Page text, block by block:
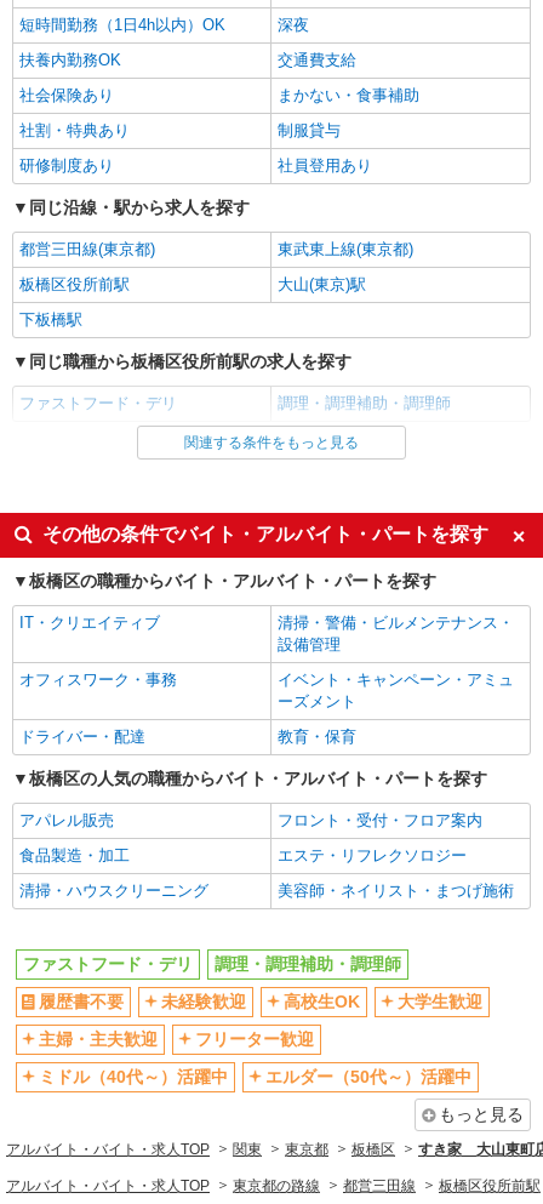
短時間勤務（1日4h以内）OK
深夜
扶養内勤務OK
交通費支給
社会保険あり
まかない・食事補助
社割・特典あり
制服貸与
研修制度あり
社員登用あり
同じ沿線・駅から求人を探す
都営三田線(東京都)
東武東上線(東京都)
板橋区役所前駅
大山(東京)駅
下板橋駅
同じ職種から板橋区役所前駅の求人を探す
ファストフード・デリ 調理・調理補助・調理師
同じ雇用形態から板橋区役所前駅の求人を探す
同じ特徴から板橋区役所前駅の求人を探す
履歴書不要
未経験歓迎
高校生OK
大学生歓迎
フリーター歓迎
ミドル（40代～）活躍中
エルダー（50代～）活躍中
週2～3日勤務OK
短時間勤務（1日4h以内）OK
深夜
扶養内勤務OK
交通費支給
社会保険あり
まかない・食事補助
社割・特典あり
制服貸与
研修制度あり
社員登用あり
飲食・フード
ファストフード・デリ
調理・調理補助・調理師
同じ特徴から求人を探す
未経験歓迎
高校生OK
ミドル（40代～）活躍中
週2～3日勤務OK
短時間勤務（1日4h以内）OK
深夜
扶養内勤務OK
関連する条件をもっと見る
その他の条件でバイト・アルバイト・パートを探す
板橋区の職種からバイト・アルバイト・パートを探す
IT・クリエイティブ
清掃・警備・ビルメンテナンス・
設備管理
オフィスワーク・事務
イベント・キャンペーン・アミュ
ーズメント
ドライバー・配達
教育・保育
板橋区の人気の職種からバイト・アルバイト・パートを探す
アパレル販売
フロント・受付・フロア案内
食品製造・加工
エステ・リフレクソロジー
清掃・ハウスクリーニング
美容師・ネイリスト・まつげ施術
ファストフード・デリ
調理・調理補助・調理師
履歴書不要
未経験歓迎 高校生OK
大学生歓迎
主婦・主夫歓迎
フリーター歓迎
ミドル（40代～）活躍中
エルダー（50代～）活躍中
もっと見る
アルバイト・バイト・求人TOP 関東 東京都 板橋区 すき家 大山東町
アルバイト・バイト・求人TOP 東京都の路線 都営三田線 板橋区役所前駅